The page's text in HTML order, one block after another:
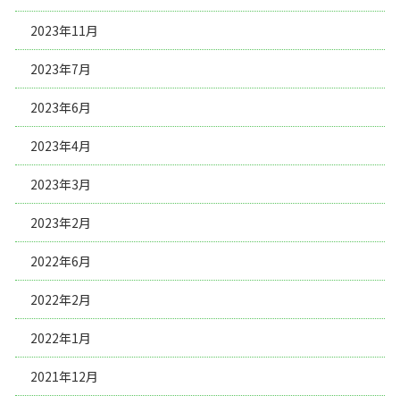
2023年11月
2023年7月
2023年6月
2023年4月
2023年3月
2023年2月
2022年6月
2022年2月
2022年1月
2021年12月